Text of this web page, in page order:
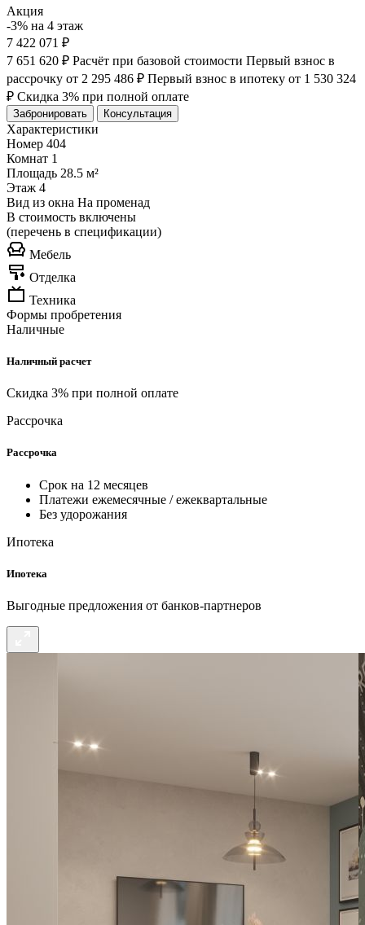
Акция
-3% на 4 этаж
7 422 071 ₽
7 651 620 ₽ Расчёт при базовой стоимости Первый взнос в
рассрочку от 2 295 486 ₽ Первый взнос в ипотеку от 1 530 324
₽ Скидка 3% при полной оплате
Забронировать Консультация
Характеристики
Номер 404
Комнат 1
Площадь 28.5 м²
Этаж 4
Вид из окна На променад
В стоимость включены
(перечень в спецификации)
Мебель
Отделка
Техника
Формы пробретения
Наличные
Наличный расчет
Скидка 3% при полной оплате
Рассрочка
Рассрочка
Срок на 12 месяцев
Платежи ежемесячные / ежеквартальные
Без удорожания
Ипотека
Ипотека
Выгодные предложения от банков-партнеров